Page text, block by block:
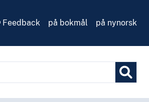
Feedback på bokmål på nynorsk